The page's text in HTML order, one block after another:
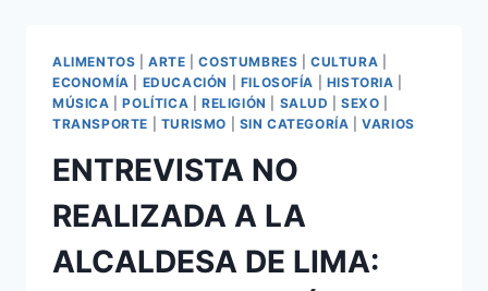
RICARDO
VÁSQUEZ
KUNZE
ALIMENTOS |ARTE |COSTUMBRES |CULTURA
ECONOMÍA
EDUCACIÓN FILOSOFÍA HISTORIA
MÚSICA |POLÍTICA RELIGIÓN SALUD |SEXO
TRANSPORTE
TURISMO SIN CATEGORÍA |VARIOS
ENTREVISTA NO
REALIZADA A LA
ALCALDESA DE LIMA: